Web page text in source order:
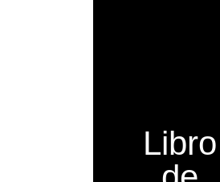
Libro